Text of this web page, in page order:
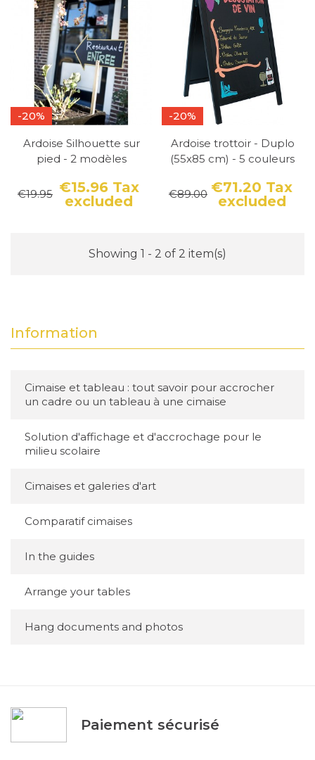
Information
Cimaise et tableau : tout savoir pour accrocher
un cadre ou un tableau à une cimaise
Solution d'affichage et d'accrochage pour le
milieu scolaire
Cimaises et galeries d'art
Comparatif cimaises
In the guides
Arrange your tables
Hang documents and photos
-20%
Ardoise Silhouette sur
pied - 2 modèles
Price
€15.96 Tax
excluded
Regular price
€19.95
-20%
Ardoise trottoir - Duplo
(55x85 cm) - 5 couleurs
€71.20 Tax
excluded
€89.00
Showing 1 - 2 of 2 item(s)
Paiement sécurisé